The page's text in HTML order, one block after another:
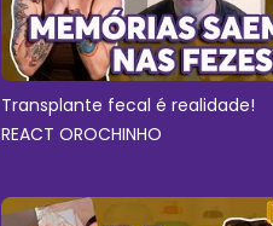
Transplante fecal é realidade!
REACT OROCHINHO